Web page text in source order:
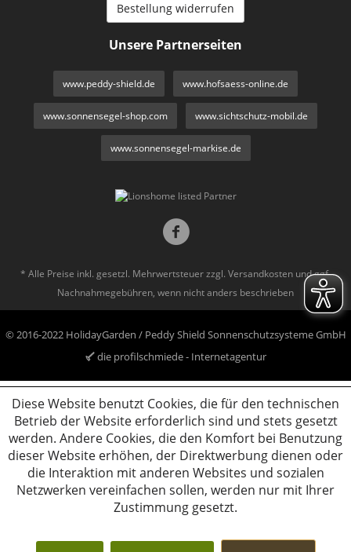
Bestellung widerrufen
Unsere Partnerseiten
www.peddy-shield.de www.hofsaess-online.de
www.sonnensegel-shop.com www.sichtschutz-mobil.de
www.sonnensegel-markise.de
* Alle Preise inkl. gesetzl. Mehrwertsteuer zzgl. Versandkosten und ggf.
Nachnahmegebühren, wenn nicht anders beschrieben
© 2016-2022 HolidayGarden / Peddy Shield Sonnenschutzsysteme GmbH
die profilschmiede - Internetagentur
Diese Website benutzt Cookies, die für den technischen
Betrieb der Website erforderlich sind und stets gesetzt
werden. Andere Cookies, die den Komfort bei Benutzung
dieser Website erhöhen, der Direktwerbung dienen oder
die Interaktion mit anderen Websites und sozialen
Netzwerken vereinfachen sollen, werden nur mit Ihrer
Zustimmung gesetzt.